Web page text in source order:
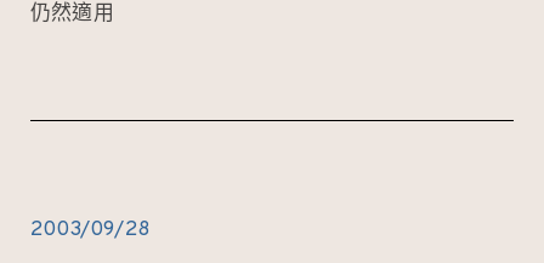
仍然適用
2003/09/28